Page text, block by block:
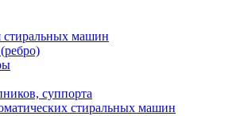
стиральных машин
суппорта
стиральных машин